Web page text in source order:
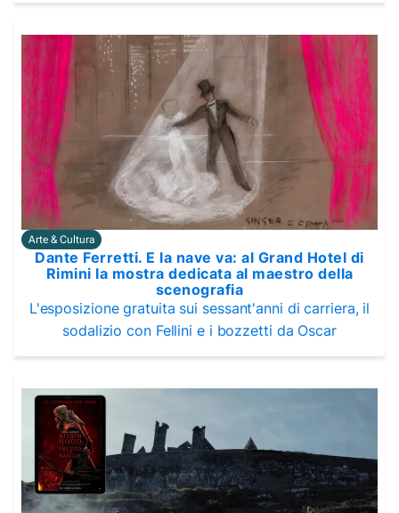
Arte & Cultura
Dante Ferretti. E la nave va: al Grand Hotel di
Rimini la mostra dedicata al maestro della
scenografia
L'esposizione gratuita sui sessant'anni di carriera, il
sodalizio con Fellini e i bozzetti da Oscar